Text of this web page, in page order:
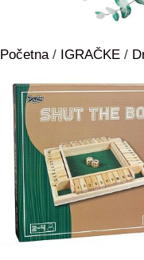
Početna/ IGRAČKE /